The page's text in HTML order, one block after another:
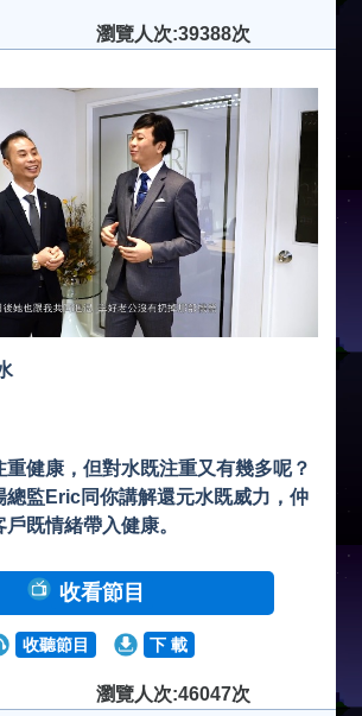
瀏覽人次:39388次
重健康，但對水既注重又有幾多呢？
總監Eric同你講解還元水既威力，仲
既情緒帶入健康。
收看節目
收聽節目 下 載
瀏覽人次:46047次